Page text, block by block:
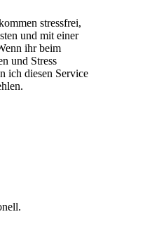
stressfrei,
und mit einer
ihr beim
und Stress
ich diesen Service